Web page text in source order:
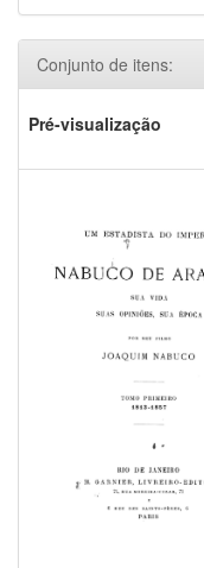
Conjunto de itens:
Pré-visualização